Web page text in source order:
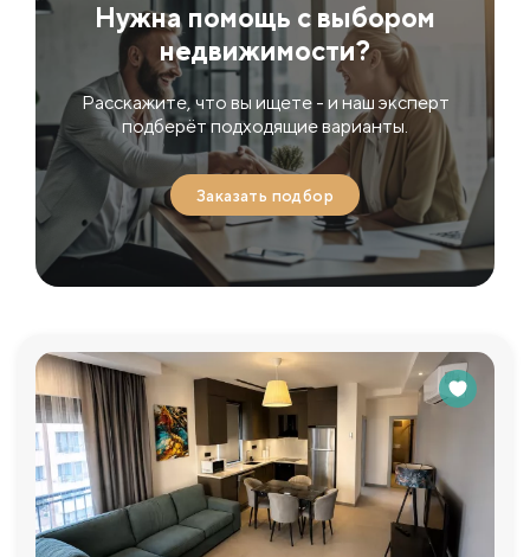
Нужна помощь с выбором
недвижимости?
Расскажите, что вы ищете - и наш эксперт
подберёт подходящие варианты.
Заказать подбор